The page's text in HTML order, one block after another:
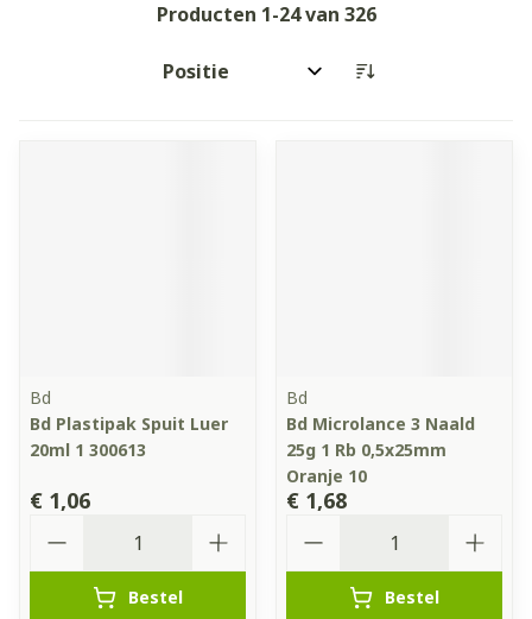
Producten 1-24van 326
Sorteer op:
Bd
Bd Plastipak Spuit Luer
20ml 1 300613
€ 1,06
Bestel
Bd
Bd Microlance 3 Naald
25g 1 Rb 0,5x25mm
Oranje 10
€ 1,68
Bestel